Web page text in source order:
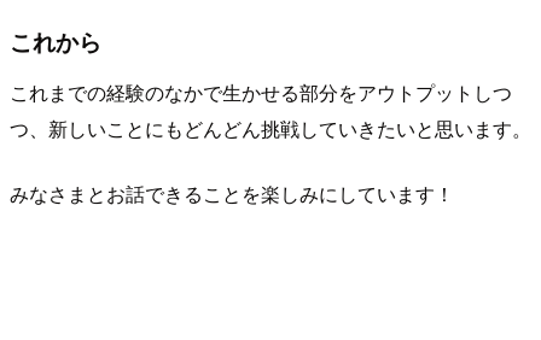
これから
これまでの経験のなかで生かせる部分をアウトプットしつ
つ、新しいことにもどんどん挑戦していきたいと思います。
みなさまとお話できることを楽しみにしています！